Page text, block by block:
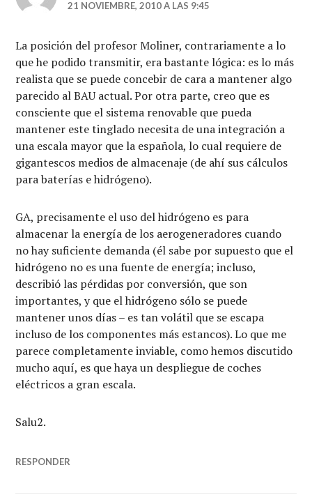
21 NOVIEMBRE, 2010 A LAS 9:45
La posición del profesor Moliner, contrariamente a lo
que he podido transmitir, era bastante lógica: es lo más
realista que se puede concebir de cara a mantener algo
parecido al BAU actual. Por otra parte, creo que es
consciente que el sistema renovable que pueda
mantener este tinglado necesita de una integración a
una escala mayor que la española, lo cual requiere de
gigantescos medios de almacenaje (de ahí sus cálculos
para baterías e hidrógeno).
GA, precisamente el uso del hidrógeno es para
almacenar la energía de los aerogeneradores cuando
no hay suficiente demanda (él sabe por supuesto que el
hidrógeno no es una fuente de energía; incluso,
describió las pérdidas por conversión, que son
importantes, y que el hidrógeno sólo se puede
mantener unos días – es tan volátil que se escapa
incluso de los componentes más estancos). Lo que me
parece completamente inviable, como hemos discutido
mucho aquí, es que haya un despliegue de coches
eléctricos a gran escala.
Salu2.
RESPONDER